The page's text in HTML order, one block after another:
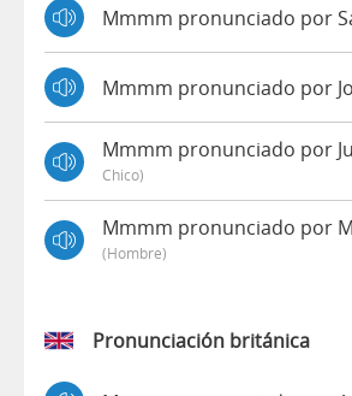
Mmmm pronunciado por
Mmmm pronunciado por
Mmmm pronunciado por
Chico)
Mmmm pronunciado por
(hombre)
Pronunciación británica